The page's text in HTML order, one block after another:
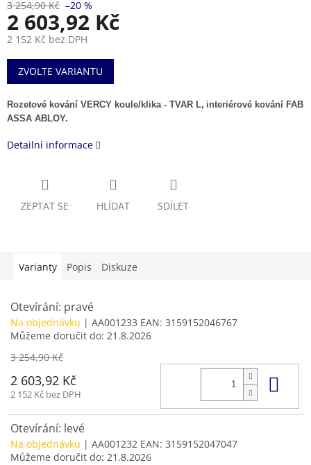
3 254,90 Kč –20 %
2 603,92 Kč
2 152 Kč bez DPH
Měrná
cena:
ZVOLTE VARIANTU
Rozetové kování VERCY koule/klika - TVAR L, interiérové kování FAB
ASSA ABLOY.
Detailní informace
ZEPTAT SE HLÍDAT SDÍLET
Varianty Popis Diskuze
Otevírání: pravé
Na objednávku | AA001233 EAN: 3159152046767
Můžeme doručit do: 21.8.2026
3 254,90 Kč
2 603,92 Kč
2 152 Kč bez DPH
Otevírání: levé
Na objednávku | AA001232 EAN: 3159152047047
Můžeme doručit do: 21.8.2026